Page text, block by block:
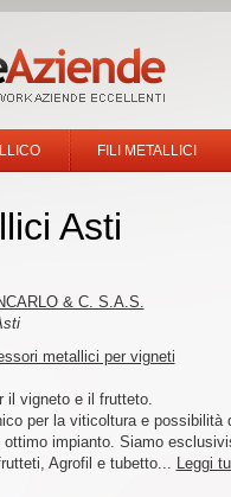
FILI METALLICI
Asti
& C. S.A.S.
metallici per vigneti
il vigneto e il frutteto.
per la viticoltura e possibilità
impianto. Siamo
Agrofil e tubetto... Leggi